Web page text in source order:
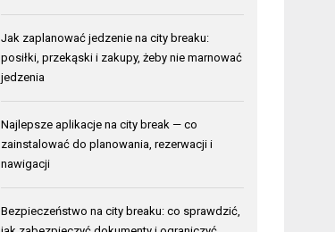
Jak zaplanować jedzenie na city breaku:
posiłki, przekąski i zakupy, żeby nie marnować
jedzenia
Najlepsze aplikacje na city break — co
zainstalować do planowania, rezerwacji i
nawigacji
Bezpieczeństwo na city breaku: co sprawdzić,